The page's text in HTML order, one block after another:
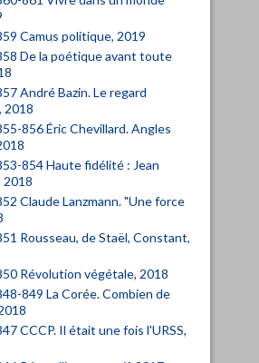
Camus politique, 2019
De la poétique avant toute
André Bazin. Le regard
2018
856 Éric Chevillard. Angles
854 Haute fidélité : Jean
2018
Claude Lanzmann. "Une force
Rousseau, de Staël, Constant,
Révolution végétale, 2018
849 La Corée. Combien de
CCCP. Il était une fois l'URSS,